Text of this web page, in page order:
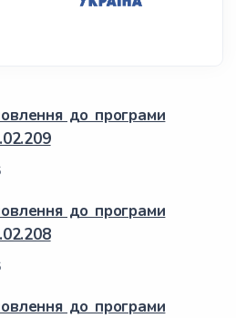
до програми
до програми
до програми